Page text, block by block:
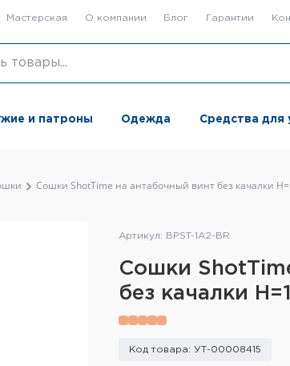
Мастерская О компании Блог Гарантии
и патроны Одежда Средства для
Сошки ShotTime на антабочный винт без качалки
Артикул: BPST-1A2-BR
Сошки
без качалки
Код товара: УТ-00008415